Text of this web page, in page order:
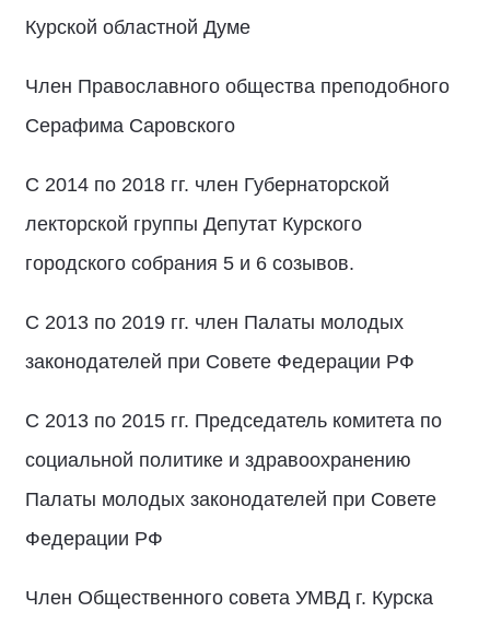
Курской областной Думе
Член Православного общества преподобного
Серафима Саровского
С 2014 по 2018 гг. член Губернаторской
лекторской группы Депутат Курского
городского собрания 5 и 6 созывов.
С 2013 по 2019 гг. член Палаты молодых
законодателей при Совете Федерации РФ
С 2013 по 2015 гг. Председатель комитета по
социальной политике и здравоохранению
Палаты молодых законодателей при Совете
Федерации РФ
Член Общественного совета УМВД г. Курска